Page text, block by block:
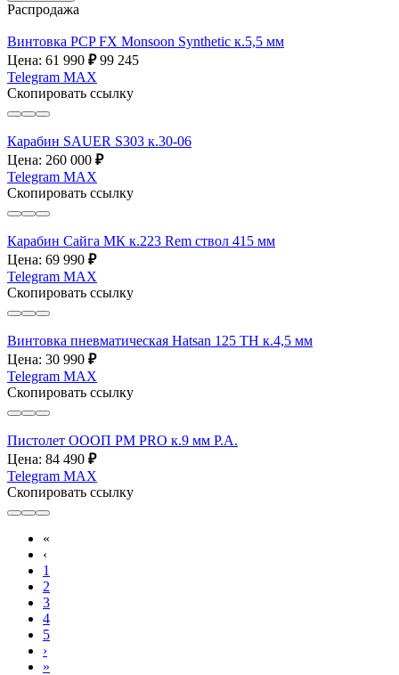
Распродажа
Винтовка PCP FX Monsoon Synthetic к.5,5 мм
Цена: 61 990 ₽ 99 245
Telegram MAX
Скопировать ссылку
Карабин SAUER S303 к.30-06
Цена: 260 000 ₽
Telegram MAX
Скопировать ссылку
Карабин Сайга МК к.223 Rem ствол 415 мм
Цена: 69 990 ₽
Telegram MAX
Скопировать ссылку
Винтовка пневматическая Hatsan 125 ТН к.4,5 мм
Цена: 30 990 ₽
Telegram MAX
Скопировать ссылку
Пистолет ОООП PM PRO к.9 мм P.A.
Цена: 84 490 ₽
Telegram MAX
Скопировать ссылку
«
‹
1
2
3
4
5
›
»